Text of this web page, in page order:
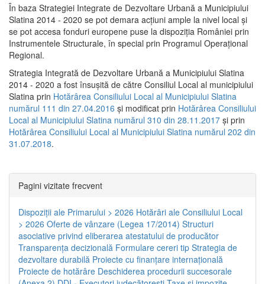
În baza Strategiei Integrate de Dezvoltare Urbană a Municipiului
Slatina 2014 - 2020 se pot demara acţiuni ample la nivel local şi
se pot accesa fonduri europene puse la dispoziţia României prin
Instrumentele Structurale, în special prin Programul Operațional
Regional.
Strategia Integrată de Dezvoltare Urbană a Municipiului Slatina
2014 - 2020 a fost însuşită de către Consiliul Local al municipiului
Slatina prin Hotărârea Consiliului Local al Municipiului Slatina
numărul 111 din 27.04.2016 și modificat prin Hotărârea Consiliului
Local al Municipiului Slatina numărul 310 din 28.11.2017 și prin
Hotărârea Consiliului Local al Municipiului Slatina numărul 202 din
31.07.2018.
Pagini vizitate frecvent
Dispoziţii ale Primarului > 2026 Hotărâri ale Consiliului Local
> 2026 Oferte de vânzare (Legea 17/2014) Structuri
asociative privind eliberarea atestatului de producător
Transparenţa decizională Formulare cereri tip Strategia de
dezvoltare durabilă Proiecte cu finanţare internaţională
Proiecte de hotărâre Deschiderea procedurii succesorale